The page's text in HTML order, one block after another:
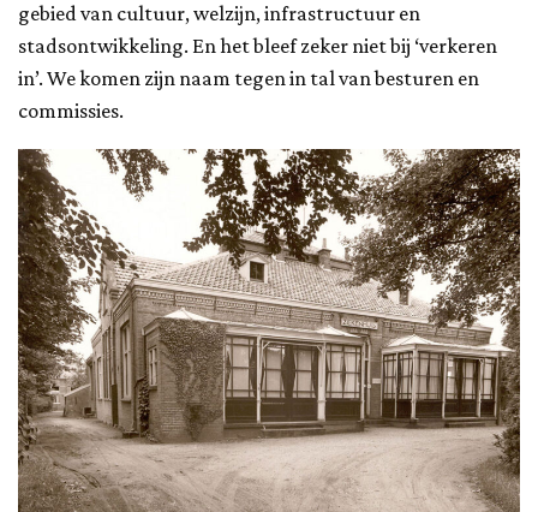
gebied van cultuur, welzijn, infrastructuur en
stadsontwikkeling. En het bleef zeker niet bij ‘verkeren
in’. We komen zijn naam tegen in tal van besturen en
commissies.